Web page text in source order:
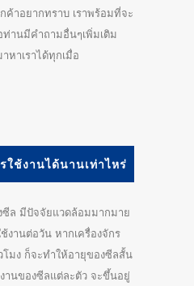
ค้าอยากทราบ เราพร้อมที่จะ
านมีคำถามอื่นๆเพิ่มเติม
หาเราได้ทุกเมื่อ
ใช้งานได้นานเท่าไหร่
ซีล มีปัจจัยแวดล้อมมากมาย
งานต่อวัน หากเครื่องจักร
มง ก็จะทำให้อายุของซีลสั้น
านของซีลแต่ละตัว จะขึ้นอยู่